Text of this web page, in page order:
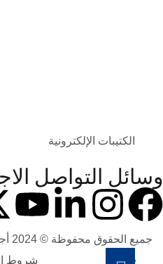
الكتيبات الإلكترونية
وسائل التواصل
جميع الحقوق محفوظة © 2024 أجمل مكان .
شروط